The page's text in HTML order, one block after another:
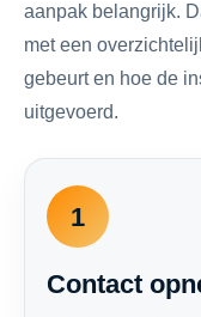
aanpak belangrijk.
met een
gebeurt en hoe de
uitgevoerd.
1
Contact